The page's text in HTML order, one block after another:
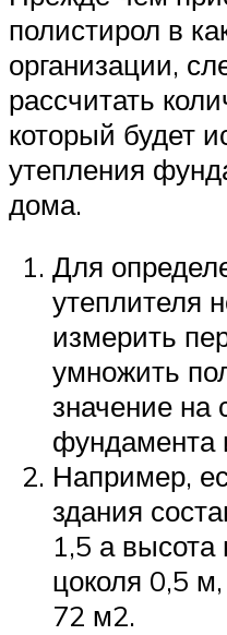
полистирол в
организации,
рассчитать
который будет
утепления
дома.
Для
утеплителя
измерить
умножить
значение на
фундамента
Например,
здания
1,5 а высота
цоколя 0,5
72 м2.